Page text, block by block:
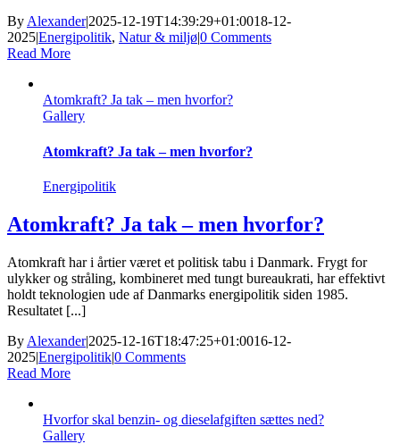
By Alexander|2025-12-19T14:39:29+01:0018-12-
2025|Energipolitik, Natur & miljø|0 Comments
Read More
Atomkraft? Ja tak – men hvorfor?
Gallery
Atomkraft? Ja tak – men hvorfor?
Energipolitik
Atomkraft? Ja tak – men hvorfor?
Atomkraft har i årtier været et politisk tabu i Danmark. Frygt for
ulykker og stråling, kombineret med tungt bureaukrati, har effektivt
holdt teknologien ude af Danmarks energipolitik siden 1985.
Resultatet [...]
By Alexander|2025-12-16T18:47:25+01:0016-12-
2025|Energipolitik|0 Comments
Read More
Hvorfor skal benzin- og dieselafgiften sættes ned?
Gallery